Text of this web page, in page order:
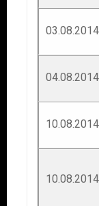
03.08.2014
04.08.2014
10.08.2014
10.08.2014